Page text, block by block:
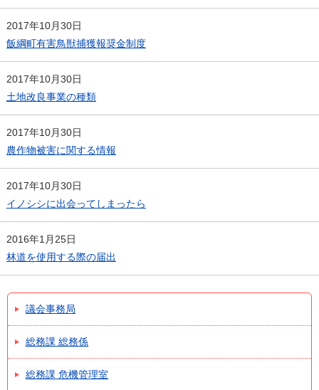
2017年10月30日
飯綱町有害鳥獣捕獲報奨金制度
2017年10月30日
土地改良事業の種類
2017年10月30日
農作物被害に関する情報
2017年10月30日
イノシシに出会ってしまったら
2016年1月25日
林道を使用する際の届出
議会事務局
総務課 総務係
総務課 危機管理室